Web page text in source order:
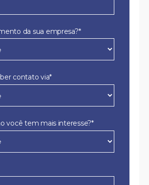
da sua empresa?*
contato via*
você tem mais interesse?*